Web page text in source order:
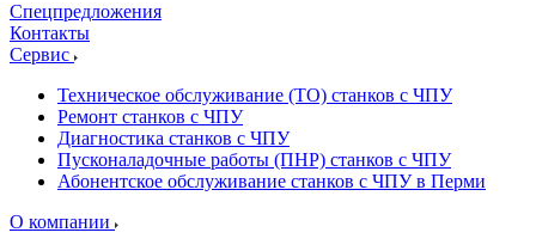
Спецпредложения
Контакты
Сервис
Техническое обслуживание (ТО) станков с ЧПУ
Ремонт станков с ЧПУ
Диагностика станков с ЧПУ
Пусконаладочные работы (ПНР) станков с ЧПУ
Абонентское обслуживание станков с ЧПУ в Перми
О компании